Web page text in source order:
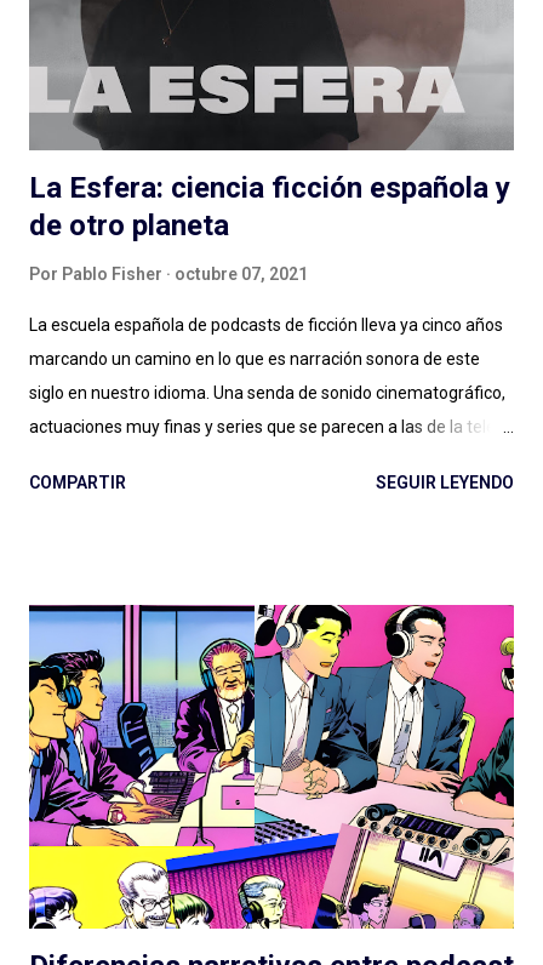
pero (por suerte) no lo es. Muchos minutos de entrevista
condensados en alrededor de una hora (y monedas) con
personas que podés conocer de una cosa y nos hablan de otra,
de una muy...
La Esfera: ciencia ficción española y
de otro planeta
Por Pablo Fisher octubre 07, 2021
La escuela española de podcasts de ficción lleva ya cinco años
marcando un camino en lo que es narración sonora de este
siglo en nuestro idioma. Una senda de sonido cinematográfico,
actuaciones muy finas y series que se parecen a las de la tele
Apagón en adelante. Ese nivel presupuestario, esa dedicación
del viejo radioteatro. En ese rumbo, La Esfera es la gran
superproducción que entregó Podium Podcast este año, con
una historia (nuevamente) de ciencia ficción que retoma un
tema clásico del género: los OVNIs, la presencia extraterrestre
en nuestro planeta, las conspiraciones gubernamentales y "The
truth is out there" . Tan marcada es la influencia de X-Files en
este podcast que hasta lo celebran con la inclusión de la
COMPARTIR SEGUIR LEYENDO